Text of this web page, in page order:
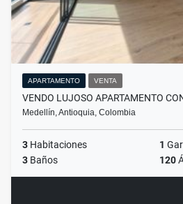
APARTAMENTO VENTA
VENDO LUJOSO APARTAMENTO
Medellín, Antioquia, Colombia
3 Habitaciones 1
3 Baños 120